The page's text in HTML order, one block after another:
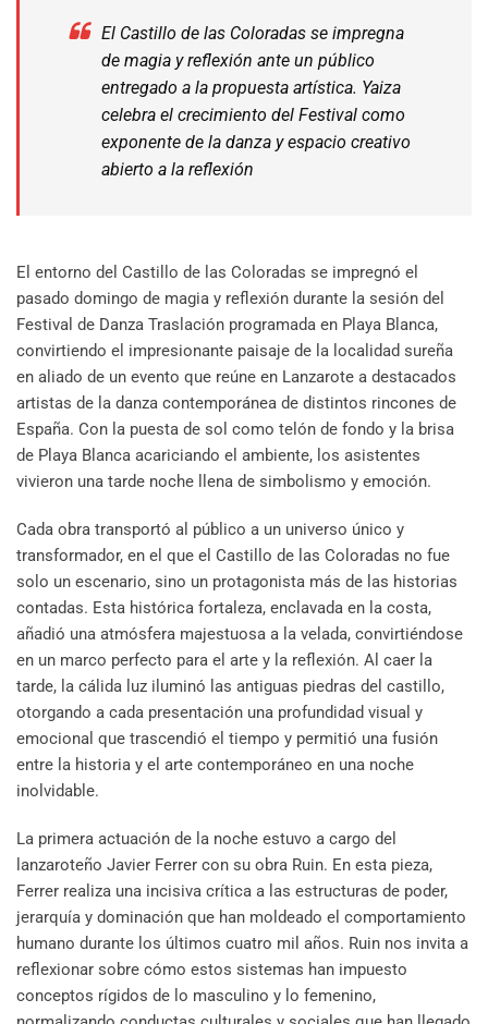
El Castillo de las Coloradas se impregna
de magia y reflexión ante un público
entregado a la propuesta artística. Yaiza
celebra el crecimiento del Festival como
exponente de la danza y espacio creativo
abierto a la reflexión
El entorno del Castillo de las Coloradas se impregnó el
pasado domingo de magia y reflexión durante la sesión del
Festival de Danza Traslación programada en Playa Blanca,
convirtiendo el impresionante paisaje de la localidad sureña
en aliado de un evento que reúne en Lanzarote a destacados
artistas de la danza contemporánea de distintos rincones de
España. Con la puesta de sol como telón de fondo y la brisa
de Playa Blanca acariciando el ambiente, los asistentes
vivieron una tarde noche llena de simbolismo y emoción.
Cada obra transportó al público a un universo único y
transformador, en el que el Castillo de las Coloradas no fue
solo un escenario, sino un protagonista más de las historias
contadas. Esta histórica fortaleza, enclavada en la costa,
añadió una atmósfera majestuosa a la velada, convirtiéndose
en un marco perfecto para el arte y la reflexión. Al caer la
tarde, la cálida luz iluminó las antiguas piedras del castillo,
otorgando a cada presentación una profundidad visual y
emocional que trascendió el tiempo y permitió una fusión
entre la historia y el arte contemporáneo en una noche
inolvidable.
La primera actuación de la noche estuvo a cargo del
lanzaroteño Javier Ferrer con su obra Ruin. En esta pieza,
Ferrer realiza una incisiva crítica a las estructuras de poder,
jerarquía y dominación que han moldeado el comportamiento
humano durante los últimos cuatro mil años. Ruin nos invita a
reflexionar sobre cómo estos sistemas han impuesto
conceptos rígidos de lo masculino y lo femenino,